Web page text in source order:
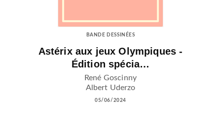
BANDE DESSINÉES
Astérix aux jeux Olympiques -
Édition spécia…
René Goscinny
Albert Uderzo
05/06/2024